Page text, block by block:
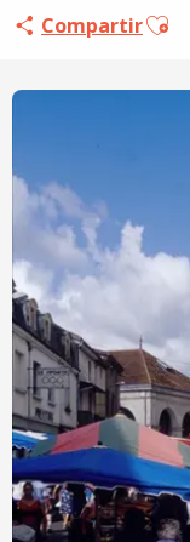
Compartir